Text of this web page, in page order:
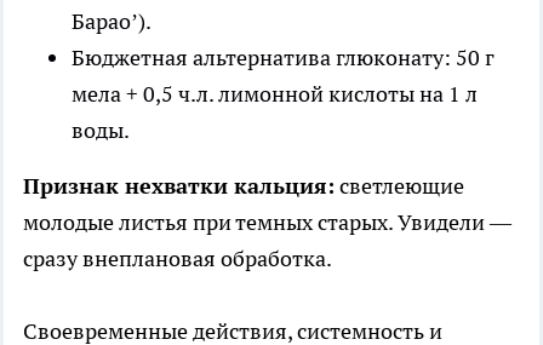
Барао’).
Бюджетная альтернатива глюконату: 50 г
мела + 0,5 ч.л. лимонной кислоты на 1 л
воды.
Признак нехватки кальция: светлеющие
молодые листья при темных старых. Увидели —
сразу внеплановая обработка.
Своевременные действия, системность и